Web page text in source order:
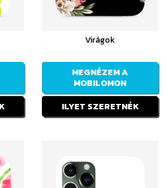
Virágok
MEGNÉZEM A
MOBILOMON
ILYET SZERETNÉK